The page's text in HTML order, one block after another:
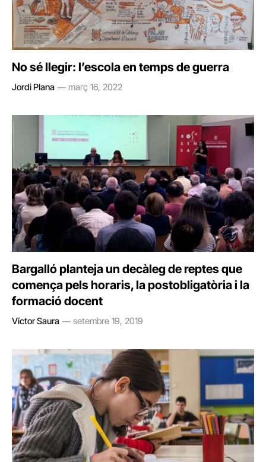
No sé llegir: l’escola en temps de guerra
Jordi Plana març 16, 2022
Bargalló planteja un decàleg de reptes que
comença pels horaris, la postobligatòria i la
formació docent
Víctor Saura setembre 19, 2019